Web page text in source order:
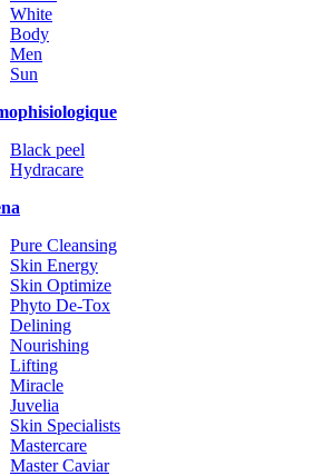
White
Body
Men
Sun
Black peel
Hydracare
Pure Cleansing
Skin Energy
Skin Optimize
Phyto De-Tox
Delining
Nourishing
Lifting
Miracle
Juvelia
Skin Specialists
Mastercare
Master Caviar